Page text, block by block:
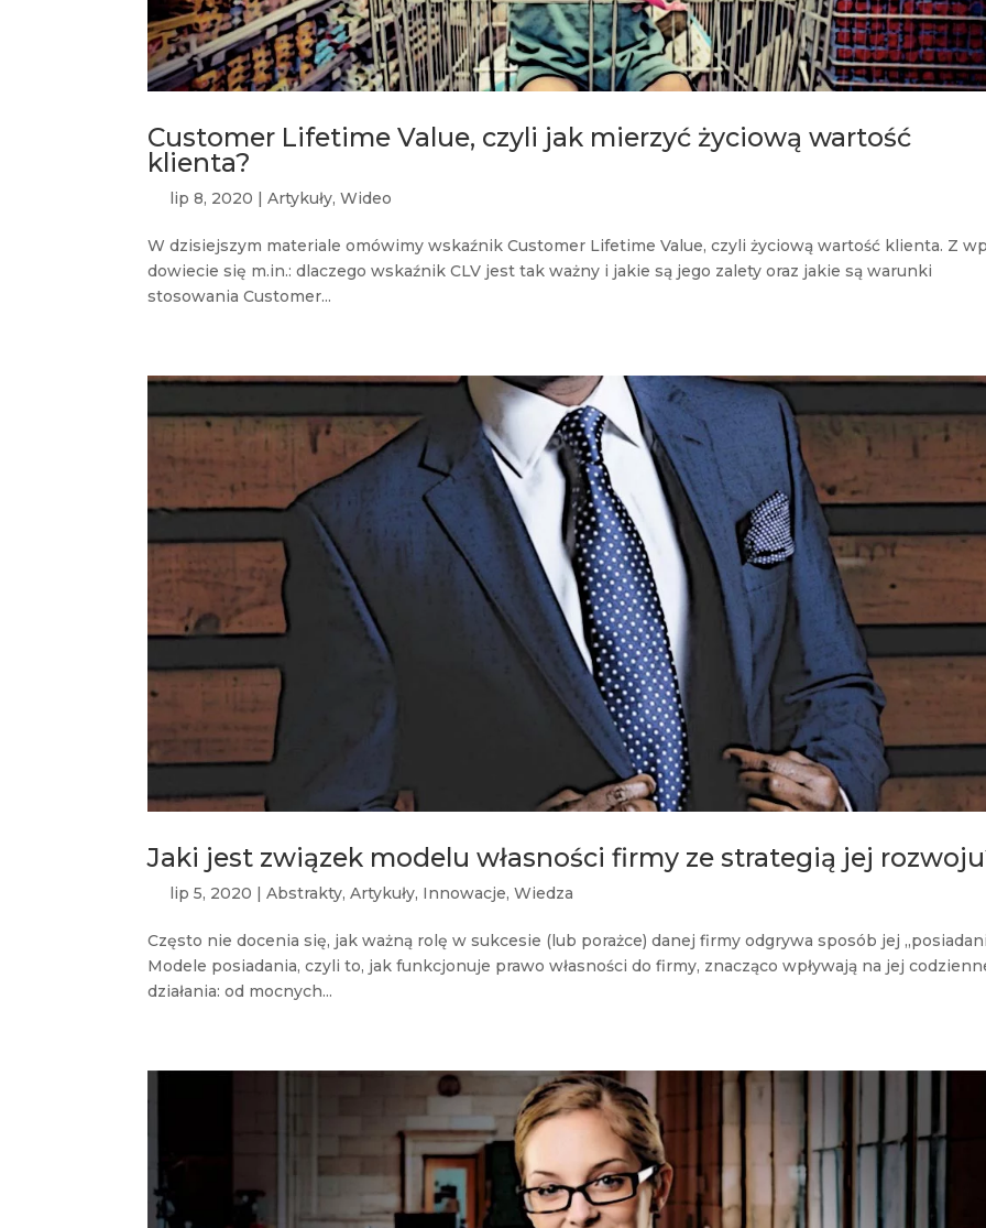
Customer Lifetime Value, czyli jak mierzyć życiową wartość
klienta?
lip 8, 2020 |Artykuły,Wideo
W dzisiejszym materiale omówimy wskaźnik Customer Lifetime Value, czyli życiową wartość klienta. Z
dowiecie się m.in.: dlaczego wskaźnik CLV jest tak ważny i jakie są jego zalety oraz jakie są warunki
stosowania Customer...
Jaki jest związek modelu własności firmy ze strategią jej
lip 5, 2020 |Abstrakty,Artykuły, Innowacje,Wiedza
Często nie docenia się, jak ważną rolę w sukcesie (lub porażce) danej firmy odgrywa sposób jej
Modele posiadania, czyli to, jak funkcjonuje prawo własności do firmy, znacząco wpływają na jej
działania: od mocnych...